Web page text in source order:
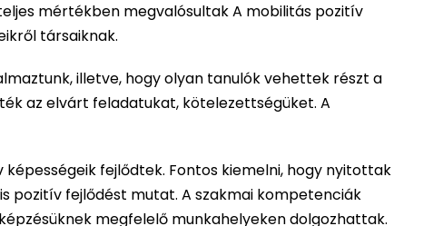
mértékben megvalósultak A mobilitás pozitív
társaiknak.
illetve, hogy olyan tanulók vehettek részt a
az elvárt feladatukat, kötelezettségüket. A
fejlődtek. Fontos kiemelni, hogy nyitottak
pozitív fejlődést mutat. A szakmai kompetenciák
megfelelő munkahelyeken dolgozhattak.